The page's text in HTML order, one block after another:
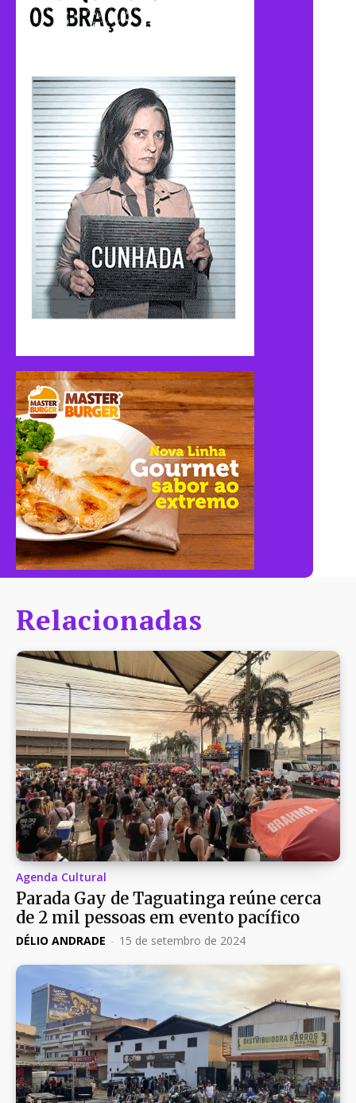
Relacionadas
Agenda Cultural
Parada Gay de Taguatinga reúne cerca
de 2 mil pessoas em evento pacífico
DÉLIO ANDRADE - 15 de setembro de 2024